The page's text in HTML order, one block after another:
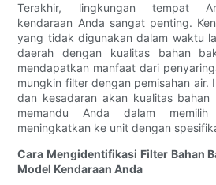
Terakhir, lingkungan tempat
kendaraan Anda sangat penting.
yang tidak digunakan dalam waktu
daerah dengan kualitas bahan
mendapatkan manfaat dari
mungkin filter dengan pemisahan air.
dan kesadaran akan kualitas
memandu Anda dalam
meningkatkan ke unit dengan
Cara Mengidentifikasi Filter Bahan
Model Kendaraan Anda